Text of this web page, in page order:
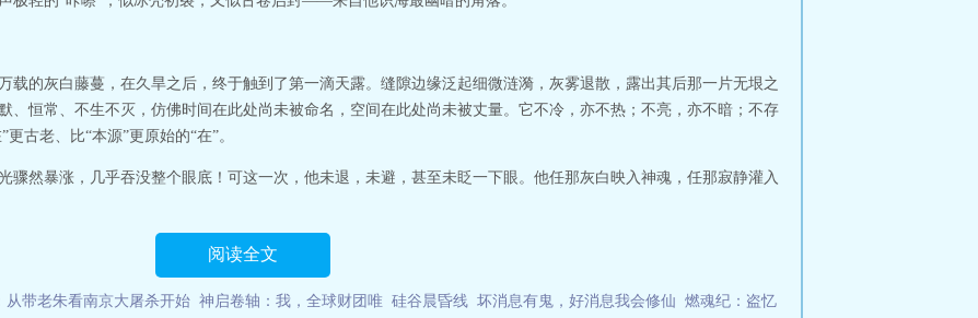
的灰白藤蔓，在久旱之后，终于触到了第一滴天露。缝隙边缘泛起细微涟漪，灰雾退散，露出其后那一片无垠之
、恒常、不生不灭，仿佛时间在此处尚未被命名，空间在此处尚未被丈量。它不冷，亦不热；不亮，亦不暗；不存
古老、比“本源”更原始的“在”。
骤然暴涨，几乎吞没整个眼底！可这一次，他未退，未避，甚至未眨一下眼。他任那灰白映入神魂，任那寂静灌入
阅读全文
从带老朱看南京大屠杀开始 神启卷轴：我，全球财团唯 硅谷晨昏线 坏消息有鬼，好消息我会修仙 燃魂纪：盗忆